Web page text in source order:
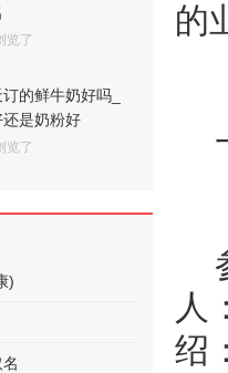
的
人
绍
览了
的鲜牛奶好吗_
是奶粉好
览了
)